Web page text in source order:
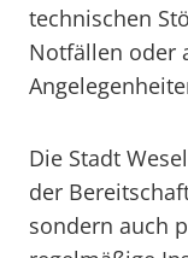
technischen
Notfällen oder
Die Stadt
der
sondern auch